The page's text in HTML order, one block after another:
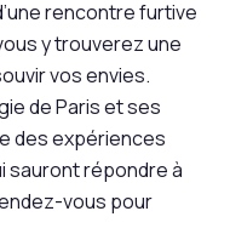
rencontre furtive
y trouverez une
vos envies.
de Paris et ses
des expériences
sauront répondre à
vous pour